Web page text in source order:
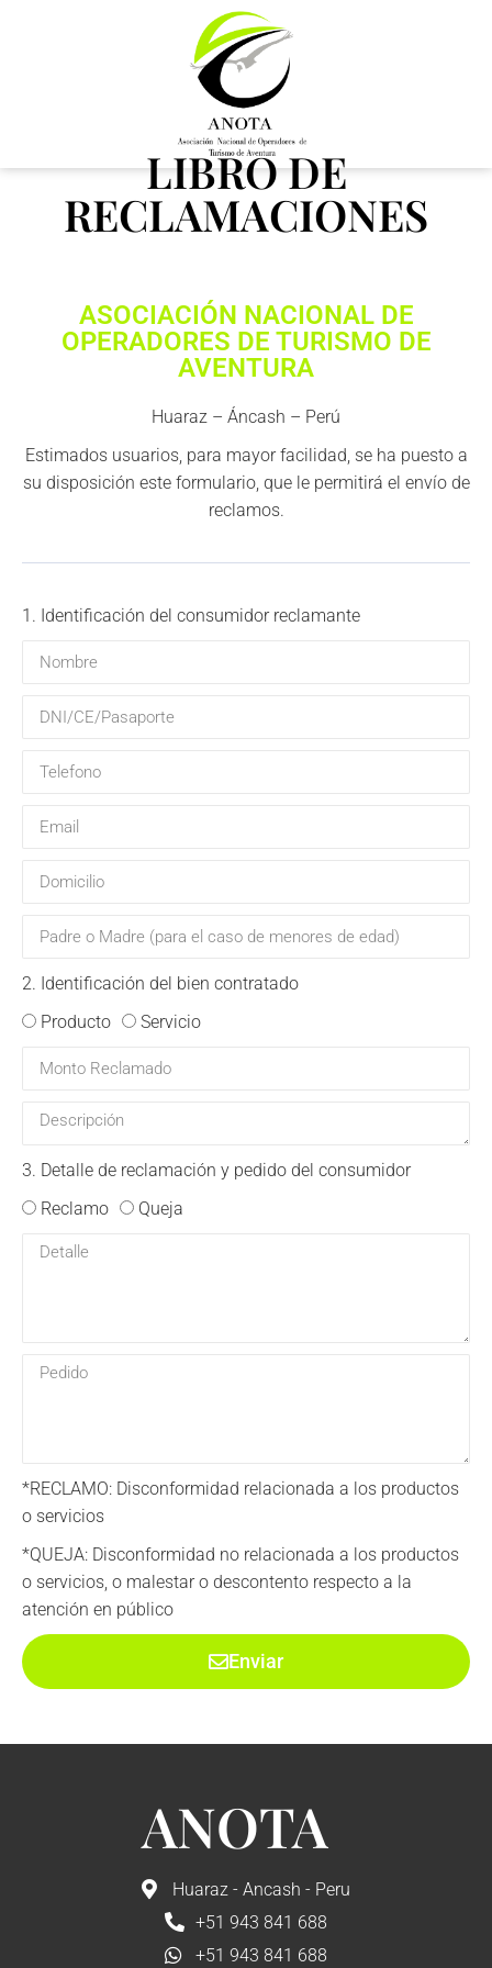
LIBRO DE
RECLAMACIONES
ASOCIACIÓN NACIONAL DE
OPERADORES DE TURISMO DE
AVENTURA
Huaraz – Áncash – Perú
Estimados usuarios, para mayor facilidad, se ha puesto a
su disposición este formulario, que le permitirá el envío de
reclamos.
1. Identificación del consumidor reclamante
2. Identificación del bien contratado
Producto
Servicio
3. Detalle de reclamación y pedido del consumidor
Reclamo
Queja
*RECLAMO: Disconformidad relacionada a los productos
o servicios
*QUEJA: Disconformidad no relacionada a los productos
o servicios, o malestar o descontento respecto a la
atención en público
Enviar
ANOTA
Huaraz - Ancash - Peru
+51 943 841 688
+51 943 841 688